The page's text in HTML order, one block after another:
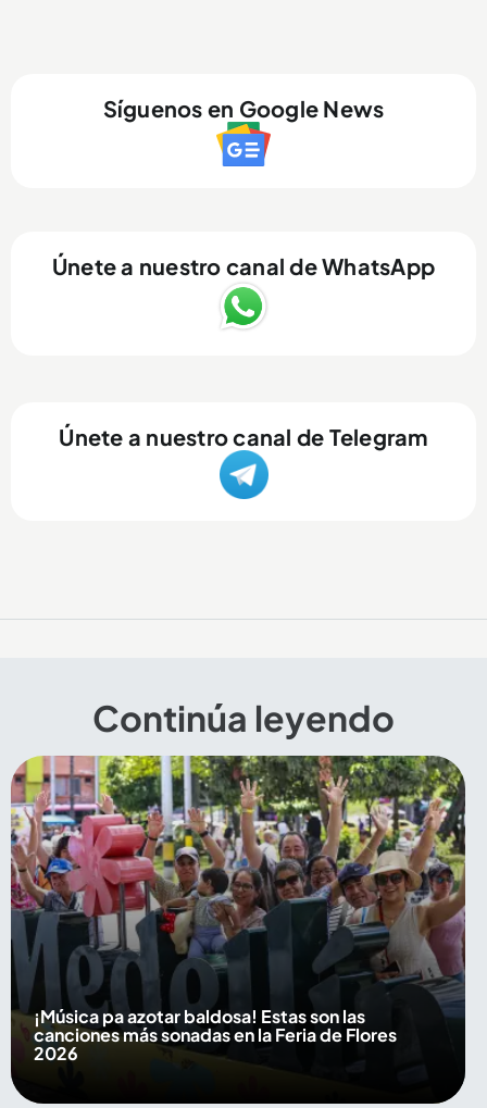
Síguenos en Google News
Únete a nuestro canal de WhatsApp
Únete a nuestro canal de Telegram
Continúa leyendo
¡Música pa azotar baldosa! Estas son las
canciones más sonadas en la Feria de Flores
2026